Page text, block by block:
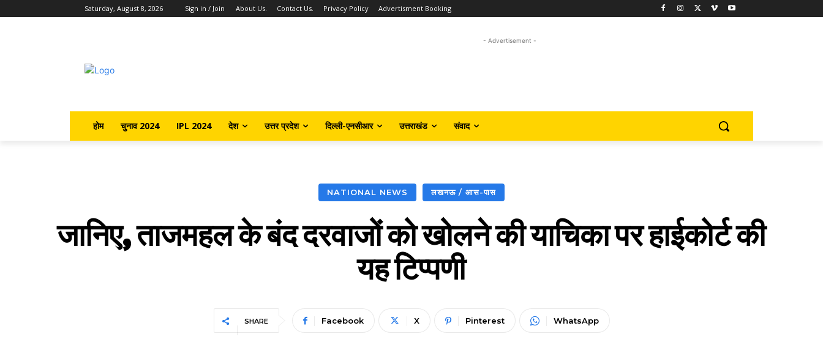
Saturday, August 8, 2026 Sign in / Join About Us. Contact Us. Privacy Policy Advertisment Booking
- Advertisement -
होम चुनाव 2024 IPL 2024 देश उत्तर प्रदेश दिल्ली-एनसीआर उत्तराखंड संवाद
NATIONAL NEWS लखनऊ / आस-पास
जानिए, ताजमहल के बंद दरवाजों को खोलने की याचिका पर हाईकोर्ट की
यह टिप्पणी
SHARE Facebook X Pinterest WhatsApp